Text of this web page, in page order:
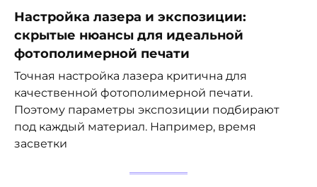
Настройка лазера и экспозиции:
скрытые нюансы для идеальной
фотополимерной печати
Точная настройка лазера критична для
качественной фотополимерной печати.
Поэтому параметры экспозиции подбирают
под каждый материал. Например, время
засветки